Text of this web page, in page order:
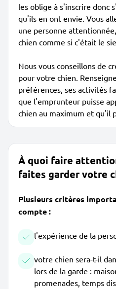
les oblige à s'inscrire donc
qu'ils en ont envie. Vous
une personne
chien comme si c'était le
Nous vous conseillons de
pour votre chien.
préférences, ses activités
que l'emprunteur puisse
chien au maximum et qu'il
À quoi faire
faites garder votre
Plusieurs critères
compte :
l'expérience de la
votre chien sera-t-il
lors de la garde :
promenades, temps